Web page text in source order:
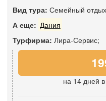
Вид тура: Семейный отдых
А еще: Дания
Турфирма: Лира-Сервис;
на 14 дней